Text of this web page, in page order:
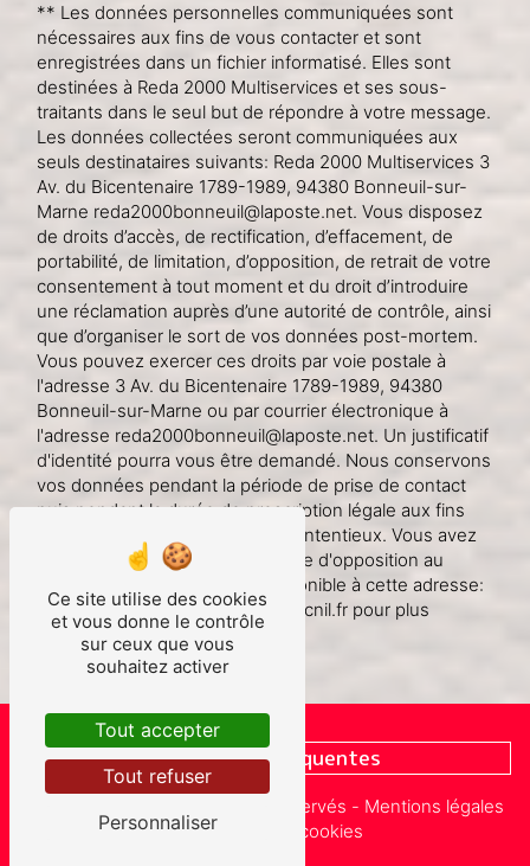
** Les données personnelles communiquées sont
nécessaires aux fins de vous contacter et sont
enregistrées dans un fichier informatisé. Elles sont
destinées à Reda 2000 Multiservices et ses sous-
traitants dans le seul but de répondre à votre message.
Les données collectées seront communiquées aux
seuls destinataires suivants: Reda 2000 Multiservices 3
Av. du Bicentenaire 1789-1989, 94380 Bonneuil-sur-
Marne reda2000bonneuil@laposte.net. Vous disposez
de droits d’accès, de rectification, d’effacement, de
portabilité, de limitation, d’opposition, de retrait de votre
consentement à tout moment et du droit d’introduire
une réclamation auprès d’une autorité de contrôle, ainsi
que d’organiser le sort de vos données post-mortem.
Vous pouvez exercer ces droits par voie postale à
l'adresse 3 Av. du Bicentenaire 1789-1989, 94380
Bonneuil-sur-Marne ou par courrier électronique à
l'adresse reda2000bonneuil@laposte.net. Un justificatif
d'identité pourra vous être demandé. Nous conservons
vos données pendant la période de prise de contact
puis pendant la durée de prescription légale aux fins
probatoires et de gestion des contentieux. Vous avez
le droit de vous inscrire sur la liste d'opposition au
démarchage téléphonique, disponible à cette adresse:
Bloctel.gouv.fr. Consultez le site cnil.fr pour plus
d’informations sur vos droits.
Recherches fréquentes
- 2026 - Tous droits réservés - Mentions légales
-Gestion des cookies
Ce site utilise des cookies
et vous donne le contrôle
sur ceux que vous
souhaitez activer
Tout accepter
Tout refuser
Personnaliser